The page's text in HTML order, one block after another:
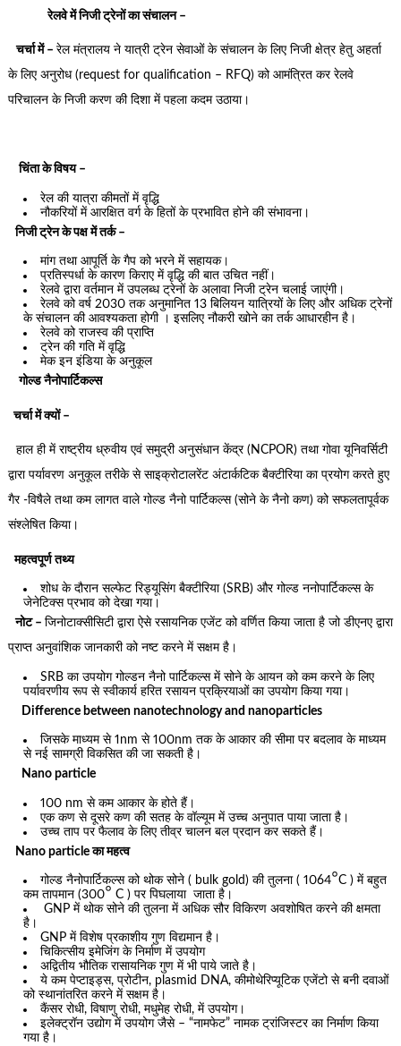
रेलवे में निजी ट्रेनों का संचालन –
चर्चा में – रेल मंत्रालय ने यात्री ट्रेन सेवाओं के संचालन के लिए निजी क्षेत्र हेतु अहर्ता
के लिए अनुरोध (request for qualification – RFQ) को आमंत्रित कर रेलवे
परिचालन के निजी करण की दिशा में पहला कदम उठाया।
चिंता के विषय –
रेल की यात्रा कीमतों में वृद्धि
नौकरियों में आरक्षित वर्ग के हितों के प्रभावित होने की संभावना।
निजी ट्रेन के पक्ष में तर्क –
मांग तथा आपूर्ति के गैप को भरने में सहायक।
प्रतिस्पर्धा के कारण किराए में वृद्धि की बात उचित नहीं।
रेलवे द्वारा वर्तमान में उपलब्ध ट्रेनों के अलावा निजी ट्रेन चलाई जाएंगी।
रेलवे को वर्ष 2030 तक अनुमानित 13 बिलियन यात्रियों के लिए और अधिक ट्रेनों
के संचालन की आवश्यकता होगी । इसलिए नौकरी खोने का तर्क आधारहीन है।
रेलवे को राजस्व की प्राप्ति
ट्रेन की गति में वृद्धि
मेक इन इंडिया के अनुकूल
गोल्ड नैनोपार्टिकल्स
चर्चा में क्यों –
हाल ही में राष्ट्रीय ध्रुवीय एवं समुद्री अनुसंधान केंद्र (NCPOR) तथा गोवा यूनिवर्सिटी
द्वारा पर्यावरण अनुकूल तरीके से साइक्रोटालरेंट अंटार्कटिक बैक्टीरिया का प्रयोग करते हुए
गैर -विषैले तथा कम लागत वाले गोल्ड नैनो पार्टिकल्स (सोने के नैनो कण) को सफलतापूर्वक
संश्लेषित किया।
महत्वपूर्ण तथ्य
शोध के दौरान सल्फेट रिड्यूसिंग बैक्टीरिया (SRB) और गोल्ड ननोपार्टिकल्स के
जेनेटिक्स प्रभाव को देखा गया।
नोट – जिनोटाक्सीसिटी द्वारा ऐसे रसायनिक एजेंट को वर्णित किया जाता है जो डीएनए द्वारा
प्राप्त अनुवांशिक जानकारी को नष्ट करने में सक्षम है।
SRB का उपयोग गोल्डन नैनो पार्टिकल्स में सोने के आयन को कम करने के लिए
पर्यावरणीय रूप से स्वीकार्य हरित रसायन प्रक्रियाओं का उपयोग किया गया।
Difference between nanotechnology and nanoparticles
जिसके माध्यम से 1nm से 100nm तक के आकार की सीमा पर बदलाव के माध्यम
से नई सामग्री विकसित की जा सकती है।
Nano particle
100 nm से कम आकार के होते हैं।
एक कण से दूसरे कण की सतह के वॉल्यूम में उच्च अनुपात पाया जाता है।
उच्च ताप पर फैलाव के लिए तीव्र चालन बल प्रदान कर सकते हैं।
Nano particle का महत्व
गोल्ड नैनोपार्टिकल्स को थोक सोने ( bulk gold) की तुलना ( 1064०C ) में बहुत
कम तापमान (300० C ) पर पिघलाया जाता है।
GNP में थोक सोने की तुलना में अधिक सौर विकिरण अवशोषित करने की क्षमता
है।
GNP में विशेष प्रकाशीय गुण विद्यमान है।
चिकित्सीय इमेजिंग के निर्माण में उपयोग
अद्वितीय भौतिक रासायनिक गुण में भी पाये जाते है।
ये कम पेप्टाइड्स, प्रोटीन, plasmid DNA, कीमोथेरिप्यूटिक एजेंटो से बनी दवाओं
को स्थानांतरित करने में सक्षम है।
कैंसर रोधी, विषाणु रोधी, मधुमेह रोधी, में उपयोग।
इलेक्ट्रॉन उद्योग में उपयोग जैसे – “नामफेट” नामक ट्रांजिस्टर का निर्माण किया
गया है।